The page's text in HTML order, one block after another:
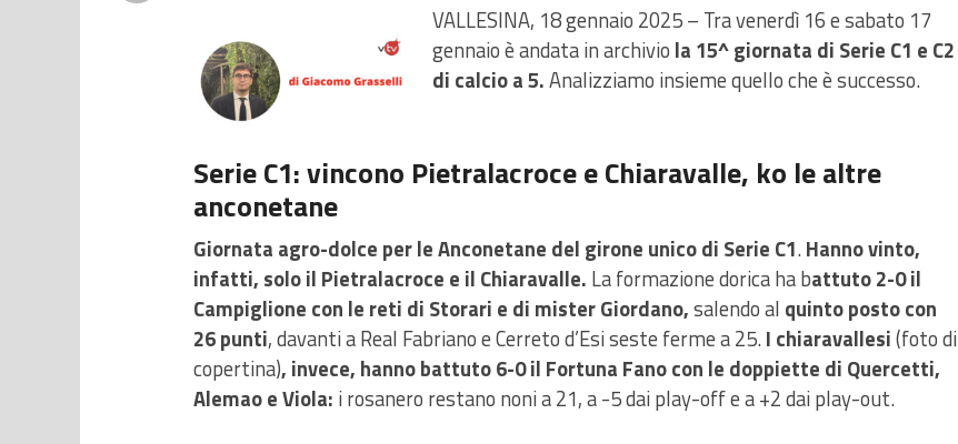
VALLESINA, 18 gennaio 2025 – Tra venerdì 16 e sabato 17
gennaio è andata in archivio la 15^ giornata di Serie C1 e C2
di calcio a 5.Analizziamo insieme quello che è successo.
Serie C1: vincono Pietralacroce e Chiaravalle, ko le altre
anconetane
Giornata agro-dolce per le Anconetane del girone unico di Serie C1.Hanno vinto,
infatti, solo il Pietralacroce e il Chiaravalle. La formazione dorica ha battuto 2-0 il
Campiglione con le reti di Storari e di mister Giordano,salendo al quinto posto con
26 punti, davanti a Real Fabriano e Cerreto d’Esi seste ferme a 25.I chiaravallesi(foto di
copertina), invece, hanno battuto 6-0 il Fortuna Fano con le doppiette di Quercetti,
Alemao e Viola: i rosanero restano noni a 21, a -5 dai play-off e a +2 dai play-out.